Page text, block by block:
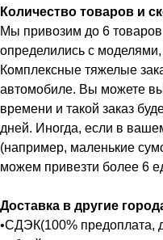
Количество товаров и
Мы привозим до 6
определились с
Комплексные тяжелые
автомобиле. Вы можете
времени и такой заказ
дней. Иногда, если в
(например, маленькие
можем привезти более 6
Доставка в другие
•СДЭК(100% предоплата,